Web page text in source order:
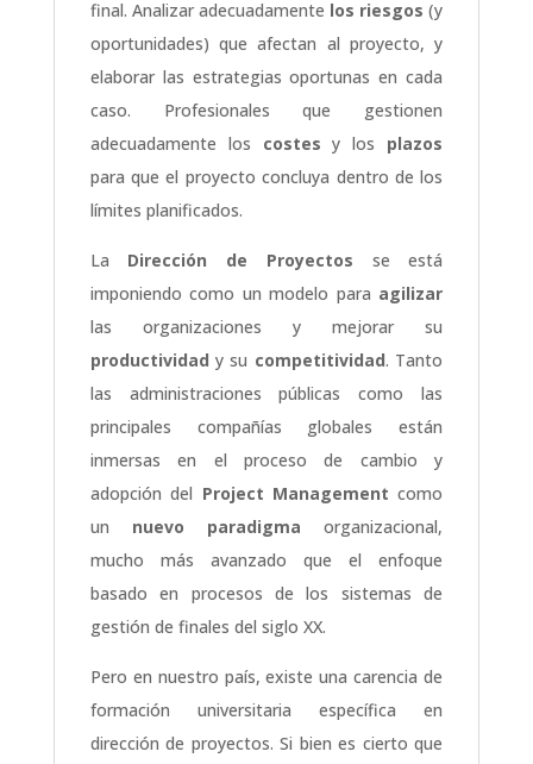
final. Analizar adecuadamente los riesgos (y
oportunidades) que afectan al proyecto, y
elaborar las estrategias oportunas en cada
caso. Profesionales que gestionen
adecuadamente los costes y los plazos
para que el proyecto concluya dentro de los
límites planificados.
La Dirección de Proyectos se está
imponiendo como un modelo para agilizar
las organizaciones y mejorar su
productividad y su competitividad. Tanto
las administraciones públicas como las
principales compañías globales están
inmersas en el proceso de cambio y
adopción del Project Management como
un nuevo paradigma organizacional,
mucho más avanzado que el enfoque
basado en procesos de los sistemas de
gestión de finales del siglo XX.
Pero en nuestro país, existe una carencia de
formación universitaria específica en
dirección de proyectos. Si bien es cierto que